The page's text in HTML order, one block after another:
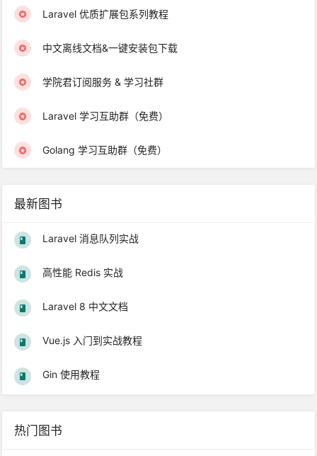
Laravel 优质扩展包系列教程
中文离线文档&一键安装包下载
学院君订阅服务 & 学习社群
Laravel 学习互助群（免费）
Golang 学习互助群（免费）
最新图书
Laravel 消息队列实战
高性能 Redis 实战
Laravel 8 中文文档
Vue.js 入门到实战教程
Gin 使用教程
热门图书